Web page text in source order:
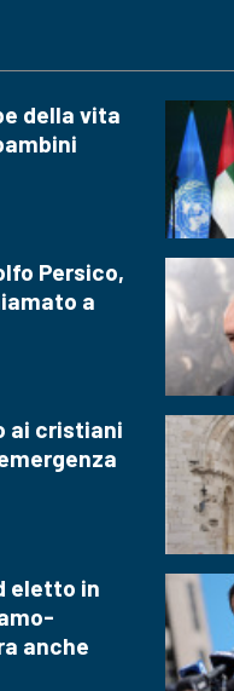
della vita
Persico,
a
ai cristiani
eletto in
anche